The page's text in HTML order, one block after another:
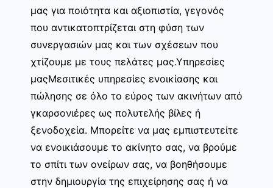
μας για ποιότητα και αξιοπιστία, γεγονός
που αντικατοπτρίζεται στη φύση των
συνεργασιών μας και των σχέσεων που
χτίζουμε με τους πελάτες μας.Υπηρεσίες
μαςΜεσιτικές υπηρεσίες ενοικίασης και
πώλησης σε όλο το εύρος των ακινήτων από
γκαρσονιέρες ως πολυτελής βίλες ή
ξενοδοχεία. Μπορείτε να μας εμπιστευτείτε
να ενοικιάσουμε το ακίνητο σας, να βρούμε
το σπίτι των ονείρων σας, να βοηθήσουμε
στην δημιουργία της επιχείρησης σας ή να